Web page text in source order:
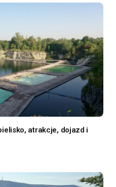
atrakcje, dojazd i